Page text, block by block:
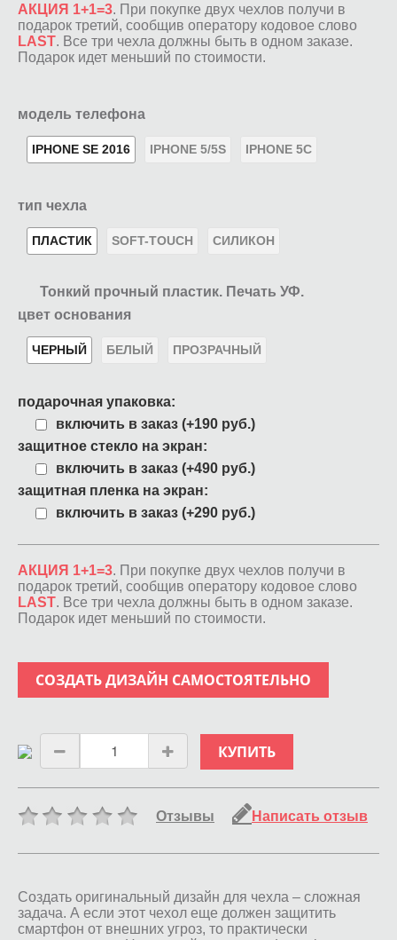
АКЦИЯ 1+1=3. При покупке двух чехлов получи в
подарок третий, сообщив оператору кодовое слово
LAST. Все три чехла должны быть в одном заказе.
Подарок идет меньший по стоимости.
модель телефона
IPHONE SE 2016 IPHONE 5/5S IPHONE 5C
тип чехла
ПЛАСТИК SOFT-TOUCH СИЛИКОН
Тонкий прочный пластик. Печать УФ.
цвет основания
ЧЕРНЫЙ БЕЛЫЙ ПРОЗРАЧНЫЙ
подарочная упаковка:
включить в заказ (+190 руб.)
защитное стекло на экран:
включить в заказ (+490 руб.)
защитная пленка на экран:
включить в заказ (+290 руб.)
АКЦИЯ 1+1=3. При покупке двух чехлов получи в
подарок третий, сообщив оператору кодовое слово
LAST. Все три чехла должны быть в одном заказе.
Подарок идет меньший по стоимости.
СОЗДАТЬ ДИЗАЙН САМОСТОЯТЕЛЬНО
КУПИТЬ
Отзывы Написать отзыв
Создать оригинальный дизайн для чехла – сложная
задача. А если этот чехол еще должен защитить
смартфон от внешних угроз, то практически